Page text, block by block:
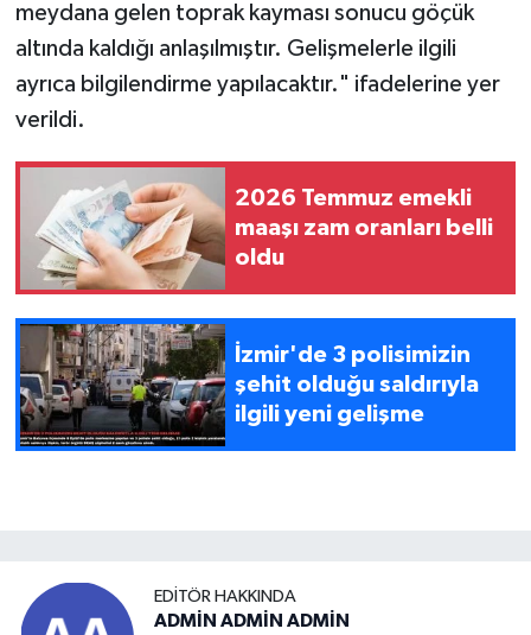
meydana gelen toprak kayması sonucu göçük
altında kaldığı anlaşılmıştır. Gelişmelerle ilgili
ayrıca bilgilendirme yapılacaktır." ifadelerine yer
verildi.
2026 Temmuz emekli
maaşı zam oranları belli
oldu
İzmir'de 3 polisimizin
şehit olduğu saldırıyla
ilgili yeni gelişme
EDITÖR HAKKINDA
ADMİN ADMİN ADMİN